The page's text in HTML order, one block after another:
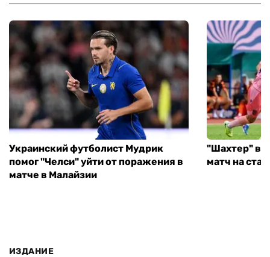
Украинский футболист Мудрик
помог "Челси" уйти от поражения в
матче в Малайзии
"Шахтер"
матч на
ИЗДАНИЕ